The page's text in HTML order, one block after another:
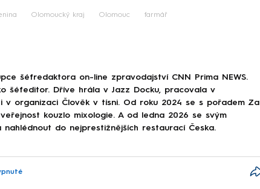
Olomoucký kraj Olomouc farmář
šéfredaktora on-line zpravodajství CNN Prima NEWS.
šéfeditor. Dříve hrála v Jazz Docku, pracovala v
v organizaci Člověk v tísni. Od roku 2024 se s pořadem Za
kouzlo mixologie. A od ledna 2026 se svým
nahlédnout do nejprestižnějších restaurací Česka.